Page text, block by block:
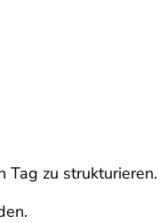
Tag zu strukturieren.